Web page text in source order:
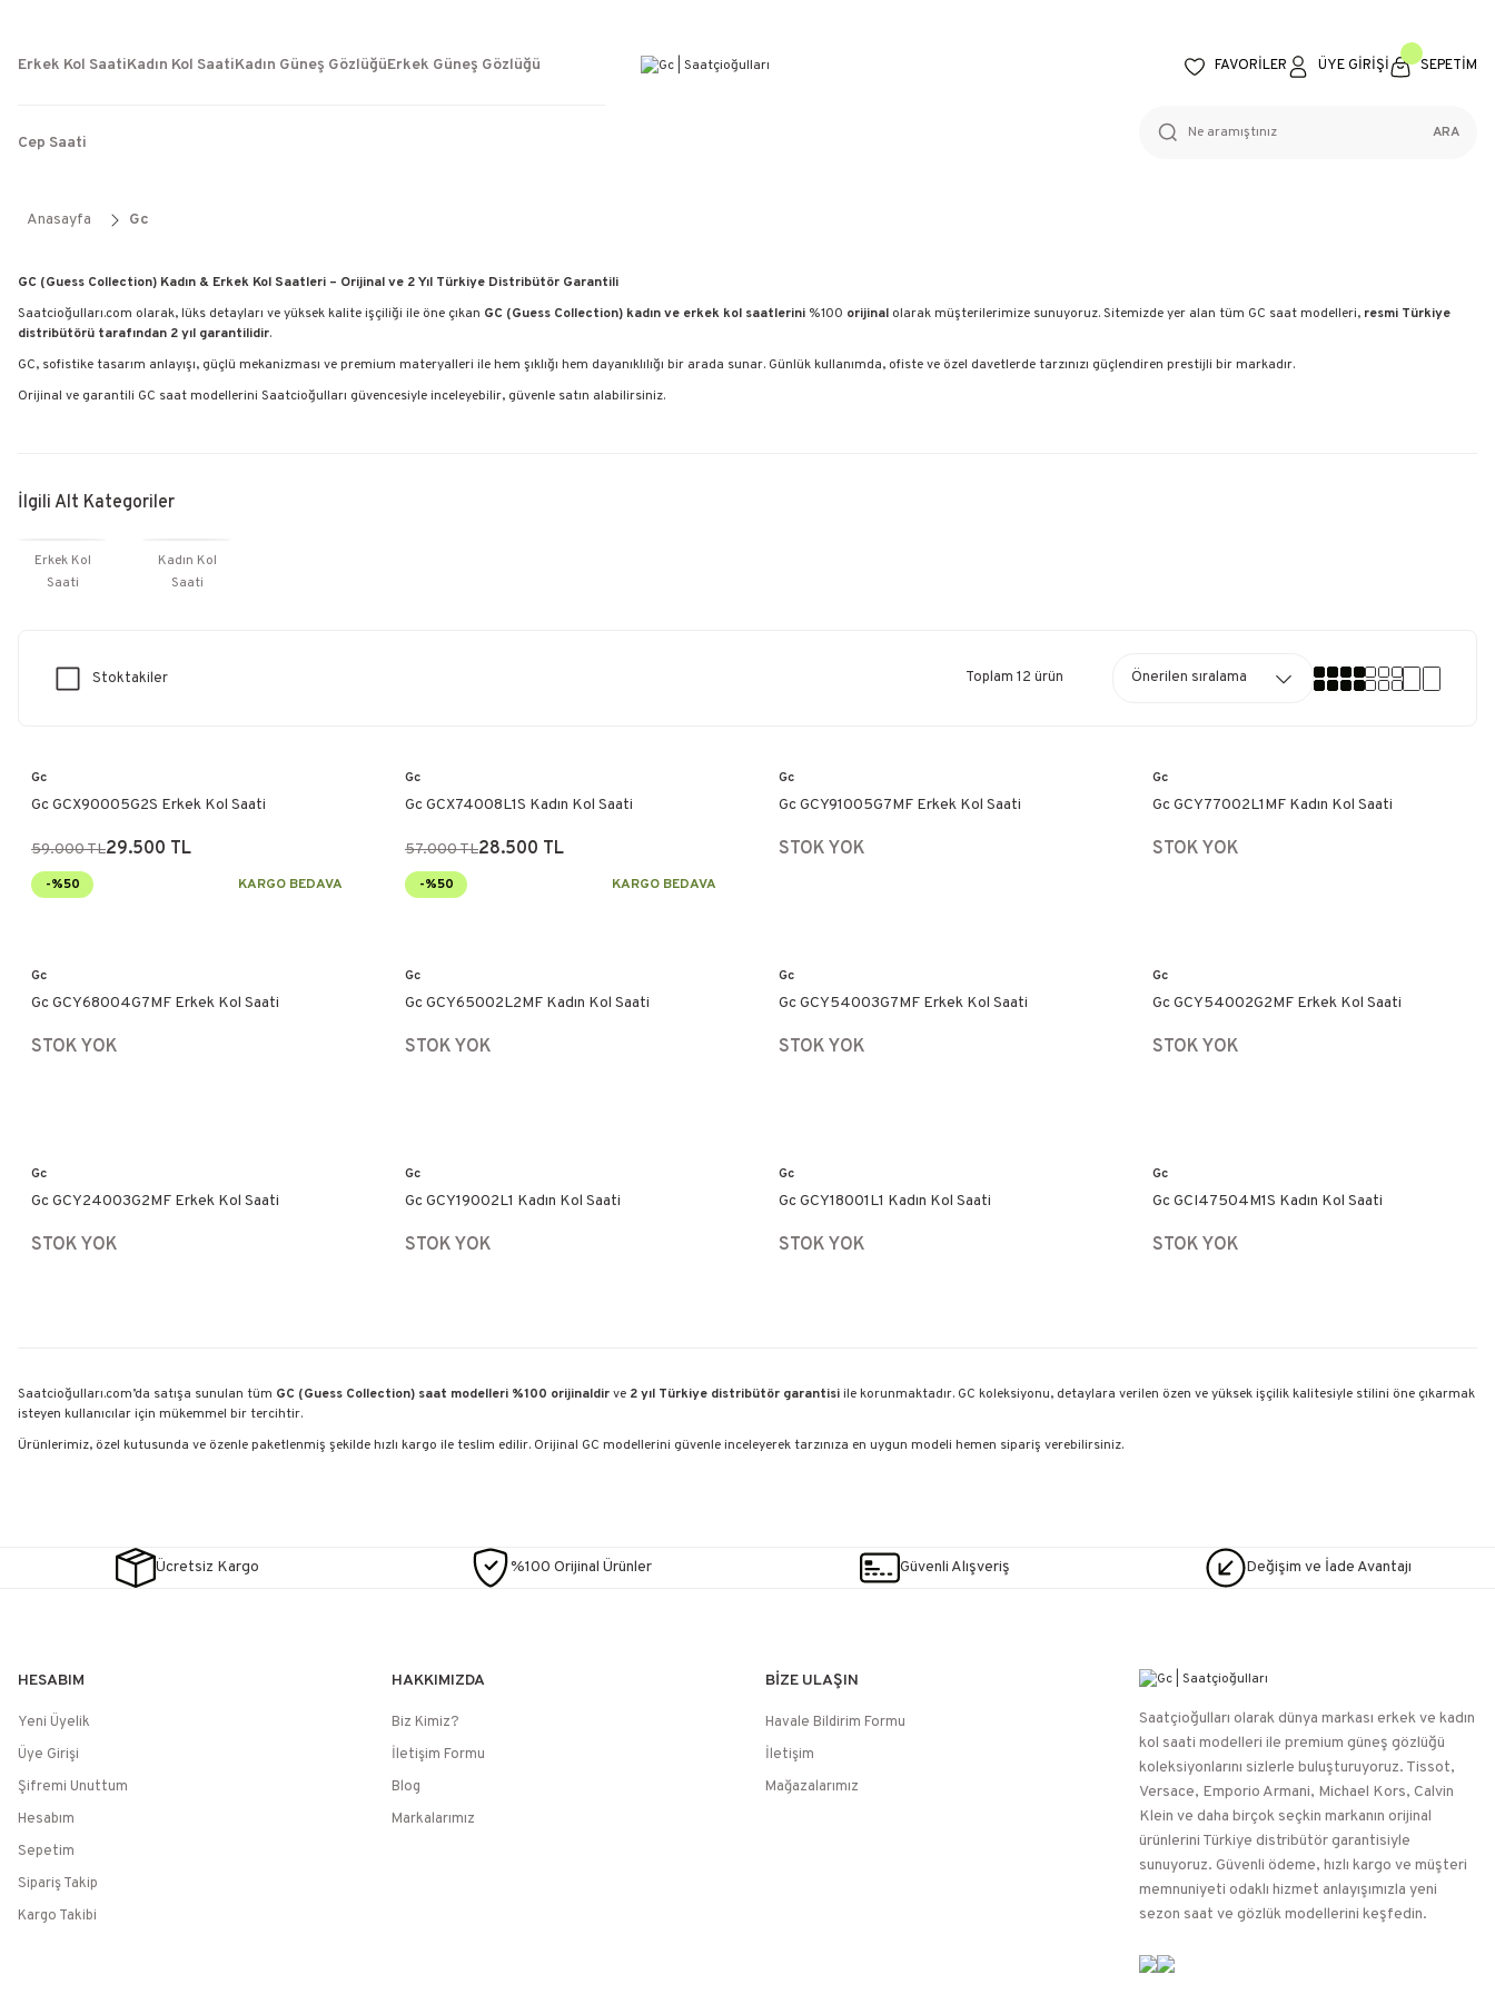
WEB SİTESİNE ÖZEL FİYATLAR
KAÇIRILMAYACAK FIRSATLAR
Erkek Kol SaatiKadın Kol SaatiKadın Güneş GözlüğüErkek Güneş Gözlüğü
Cep Saati
FAVORİLER ÜYE GİRİŞİ SEPETİM
ARA
Anasayfa Gc
GC (Guess Collection) Kadın & Erkek Kol Saatleri – Orijinal ve 2 Yıl Türkiye Distribütör Garantili
Saatcioğulları.com olarak, lüks detayları ve yüksek kalite işçiliği ile öne çıkan GC (Guess Collection) kadın ve erkek kol saatlerini %100 orijinal olarak müşterilerimize sunuyoruz. Sitemizde yer alan tüm GC saat modelleri, resmi Türkiye
distribütörü tarafından 2 yıl garantilidir.
GC, sofistike tasarım anlayışı, güçlü mekanizması ve premium materyalleri ile hem şıklığı hem dayanıklılığı bir arada sunar. Günlük kullanımda, ofiste ve özel davetlerde tarzınızı güçlendiren prestijli bir markadır.
Orijinal ve garantili GC saat modellerini Saatcioğulları güvencesiyle inceleyebilir, güvenle satın alabilirsiniz.
İlgili Alt Kategoriler
Erkek Kol
Saati
Kadın Kol
Saati
Stoktakiler Toplam 12 ürün
Gc
Gc GCX90005G2S Erkek Kol Saati
59.000 TL29.500 TL
-%50 KARGO BEDAVA
Gc
Gc GCX74008L1S Kadın Kol Saati
57.000 TL28.500 TL
-%50 KARGO BEDAVA
Gc
Gc GCY91005G7MF Erkek Kol Saati
STOK YOK
Gc
Gc GCY77002L1MF Kadın Kol Saati
STOK YOK
Gc
Gc GCY68004G7MF Erkek Kol Saati
STOK YOK
Gc
Gc GCY65002L2MF Kadın Kol Saati
STOK YOK
Gc
Gc GCY54003G7MF Erkek Kol Saati
STOK YOK
Gc
Gc GCY54002G2MF Erkek Kol Saati
STOK YOK
Gc
Gc GCY24003G2MF Erkek Kol Saati
STOK YOK
Gc
Gc GCY19002L1 Kadın Kol Saati
STOK YOK
Gc
Gc GCY18001L1 Kadın Kol Saati
STOK YOK
Gc
Gc GCI47504M1S Kadın Kol Saati
STOK YOK
Saatcioğulları.com’da satışa sunulan tüm GC (Guess Collection) saat modelleri %100 orijinaldirve 2 yıl Türkiye distribütör garantisiile korunmaktadır. GC koleksiyonu, detaylara verilen özen ve yüksek işçilik kalitesiyle stilini öne çıkarmak
isteyen kullanıcılar için mükemmel bir tercihtir.
Ürünlerimiz, özel kutusunda ve özenle paketlenmiş şekilde hızlı kargo ile teslim edilir. Orijinal GC modellerini güvenle inceleyerek tarzınıza en uygun modeli hemen sipariş verebilirsiniz.
Ücretsiz Kargo %100 Orijinal Ürünler Güvenli Alışveriş Değişim ve İade Avantajı
HESABIM
Yeni Üyelik
Üye Girişi
Şifremi Unuttum
Hesabım
Sepetim
Sipariş Takip
Kargo Takibi
HAKKIMIZDA
Biz Kimiz?
İletişim Formu
Blog
Markalarımız
BİZE ULAŞIN
Havale Bildirim Formu
İletişim
Mağazalarımız
Saatçioğulları⁠ olarak dünya markası erkek ve kadın
kol saati modelleri ile premium güneş gözlüğü
koleksiyonlarını sizlerle buluşturuyoruz. Tissot,
Versace, Emporio Armani, Michael Kors, Calvin
Klein ve daha birçok seçkin markanın orijinal
ürünlerini Türkiye distribütör garantisiyle
sunuyoruz. Güvenli ödeme, hızlı kargo ve müşteri
memnuniyeti odaklı hizmet anlayışımızla yeni
sezon saat ve gözlük modellerini keşfedin.